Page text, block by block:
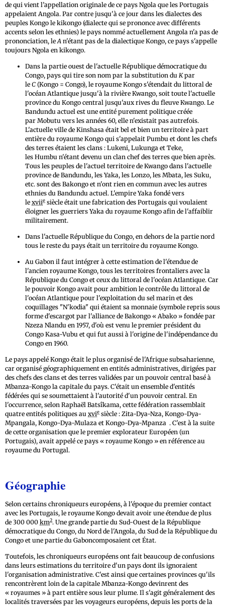
de qui vient l’appellation originale de ce pays Ngola que les Portugais
appelaient Angola. Par contre jusqu'à ce jour dans les dialectes des
peuples Kongo le kikongo (dialecte qui se prononce avec différents
accents selon les ethnies) le pays nommé actuellement Angola n'a pas de
prononciation, le A n'étant pas de la dialectique Kongo, ce pays s'appelle
toujours Ngola en kikongo.
Dans la partie ouest de l'actuelle République démocratique du
Congo, pays qui tire son nom par la substitution du Kpar
le C (Kongo = Congo), le royaume Kongo s'étendait du littoral de
l'océan Atlantique jusqu'à la rivière Kwango, soit toute l'actuelle
province du Kongo central jusqu'aux rives du fleuve Kwango. Le
Bandundu actuel est une entité purement politique créée
par Mobutu vers les années 60, elle n'existait pas autrefois.
L'actuelle ville de Kinshasa était bel et bien un territoire à part
entière du royaume Kongo qui s'appelait Pumbu et dont les chefs
des terres étaient les clans : Lukeni, Lukunga et Teke,
les Humbu n'étant devenu un clan chef des terres que bien après.
Tous les peuples de l'actuel territoire de Kwango dans l'actuelle
province de Bandundu, les Yaka, les Lonzo, les Mbata, les Suku,
etc. sont des Bakongo et n'ont rien en commun avec les autres
ethnies du Bandundu actuel. L'empire Yaka fondé vers
le xviie siècle était une fabrication des Portugais qui voulaient
éloigner les guerriers Yaka du royaume Kongo afin de l'affaiblir
militairement.
Dans l'actuelle République du Congo, en dehors de la partie nord
tous le reste du pays était un territoire du royaume Kongo.
Au Gabon il faut intégrer à cette estimation de l'étendue de
l'ancien royaume Kongo, tous les territoires frontaliers avec la
République du Congo et ceux du littoral de l'océan Atlantique. Car
le pouvoir Kongo avait pour ambition le contrôle du littoral de
l'océan Atlantique pour l'exploitation du sel marin et des
coquillages "N'kodia" qui étaient sa monnaie (symbole repris sous
forme d'escargot par l'alliance de Bakongo « Abako » fondée par
Nzeza Nlandu en 1957, d'où est venu le premier président du
Congo Kasa-Vubu et qui fut aussi à l'origine de l'indépendance du
Congo en 1960.
Le pays appelé Kongo était le plus organisé de l'Afrique subsaharienne,
car organisé géographiquement en entités administratives, dirigées par
des chefs des clans et des terres validées par un pouvoir central basé à
Mbanza-Kongo la capitale du pays. C'était un ensemble d'entités
fédérées qui se soumettaient à l'autorité d'un pouvoir central. En
l'occurrence, selon Raphaël Batsîkama, cette fédération rassemblait
quatre entités politiques au xvie siècle : Zita-Dya-Nza, Kongo-Dya-
Mpangala, Kongo-Dya-Mulaza et Kongo-Dya-Mpanza . C'est à la suite
de cette organisation que le premier explorateur Européen (un
Portugais), avait appelé ce pays « royaume Kongo » en référence au
royaume du Portugal.
Géographie
Selon certains chroniqueurs européens, à l'époque du premier contact
avec les Portugais, le royaume Kongo devait avoir une étendue de plus
de 300 000 km2. Une grande partie du Sud-Ouest de la République
démocratique du Congo, du Nord de l'Angola, du Sud de la République du
Congo et une partie du Gaboncomposaient cet État.
Toutefois, les chroniqueurs européens ont fait beaucoup de confusions
dans leurs estimations du territoire d'un pays dont ils ignoraient
l'organisation administrative. C'est ainsi que certaines provinces qu'ils
rencontrèrent loin de la capitale Mbanza-Kongo devinrent des
« royaumes » à part entière sous leur plume. Il s'agit généralement des
localités traversées par les voyageurs européens, depuis les ports de la